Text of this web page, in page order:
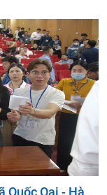
Quốc Oai - Hà